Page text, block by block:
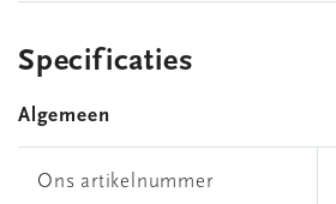
Specificaties
Algemeen
Ons artikelnummer